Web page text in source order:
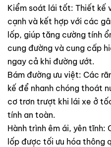
Kiểm soát lái tốt: Thiết kế
cạnh và kết hợp với các
lốp, giúp tăng cường tính
cung đường và cung cấp
ngay cả khi đường ướt.
Bám đường ưu việt: Các
kế để nhanh chóng thoát
cơ trơn trượt khi lái xe ở
tính an toàn.
Hành trình êm ái, yên
lốp được tối ưu hóa thông